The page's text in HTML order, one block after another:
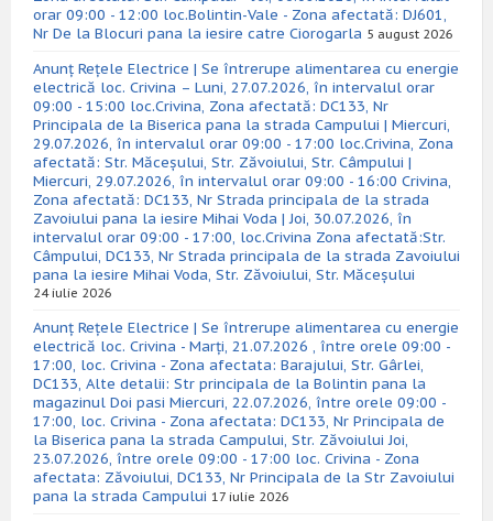
orar 09:00 - 12:00 loc.Bolintin-Vale - Zona afectată: DJ601,
Nr De la Blocuri pana la iesire catre Ciorogarla 5 august 2026
Anunț Rețele Electrice | Se întrerupe alimentarea cu energie
electrică loc. Crivina – Luni, 27.07.2026, în intervalul orar
09:00 - 15:00 loc.Crivina, Zona afectată: DC133, Nr
Principala de la Biserica pana la strada Campului | Miercuri,
29.07.2026, în intervalul orar 09:00 - 17:00 loc.Crivina, Zona
afectată: Str. Măceșului, Str. Zăvoiului, Str. Câmpului |
Miercuri, 29.07.2026, în intervalul orar 09:00 - 16:00 Crivina,
Zona afectată: DC133, Nr Strada principala de la strada
Zavoiului pana la iesire Mihai Voda | Joi, 30.07.2026, în
intervalul orar 09:00 - 17:00, loc.Crivina Zona afectată:Str.
Câmpului, DC133, Nr Strada principala de la strada Zavoiului
pana la iesire Mihai Voda, Str. Zăvoiului, Str. Măceșului
24 iulie 2026
Anunț Rețele Electrice | Se întrerupe alimentarea cu energie
electrică loc. Crivina - Marți, 21.07.2026 , între orele 09:00 -
17:00, loc. Crivina - Zona afectata: Barajului, Str. Gârlei,
DC133, Alte detalii: Str principala de la Bolintin pana la
magazinul Doi pasi Miercuri, 22.07.2026, între orele 09:00 -
17:00, loc. Crivina - Zona afectata: DC133, Nr Principala de
la Biserica pana la strada Campului, Str. Zăvoiului Joi,
23.07.2026, între orele 09:00 - 17:00 loc. Crivina - Zona
afectata: Zăvoiului, DC133, Nr Principala de la Str Zavoiului
pana la strada Campului 17 iulie 2026